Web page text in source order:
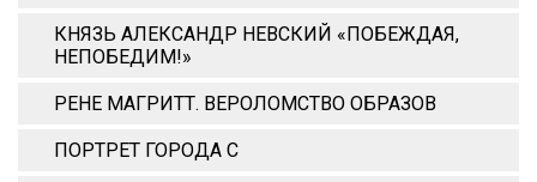
КНЯЗЬ АЛЕКСАНДР НЕВСКИЙ «ПОБЕЖДАЯ,
НЕПОБЕДИМ!»
РЕНЕ МАГРИТТ. ВЕРОЛОМСТВО ОБРАЗОВ
ПОРТРЕТ ГОРОДА С